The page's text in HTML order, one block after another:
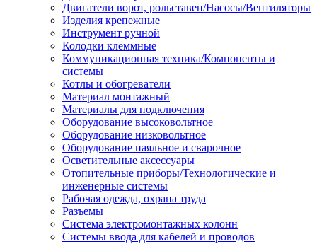
Двигатели ворот, рольставен/Насосы/Вентиляторы
Изделия крепежные
Инструмент ручной
Колодки клеммные
Коммуникационная техника/Компоненты и
системы
Котлы и обогреватели
Материал монтажный
Материалы для подключения
Оборудование высоковольтное
Оборудование низковольтное
Оборудование паяльное и сварочное
Осветительные аксессуары
Отопительные приборы/Технологические и
инженерные системы
Рабочая одежда, охрана труда
Разъемы
Система электромонтажных колонн
Системы ввода для кабелей и проводов